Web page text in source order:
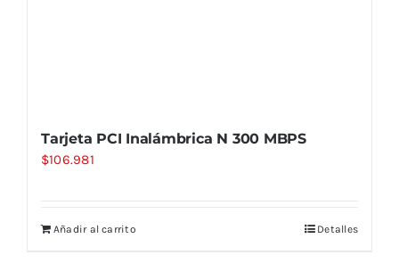
Tarjeta PCI Inalámbrica N 300 MBPS
$106.981
Añadir al carrito Detalles